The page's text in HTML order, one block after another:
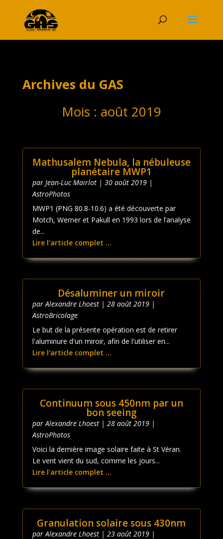
Archives du GAS
Mois : août 2019
Mathusalem Nebula, la nébuleuse
planétaire MWP1
par Jean-Luc Mairlot| 30 août 2019|
AstroPhotos
MWP1 (PNG 80.8-10.6) a été découverte par
Motch, Werner et Pakull en 1993 lors de l’analyse
de...
Lire l'article complet ...
Désaluminer un miroir
parAlexandre Lhoest| 28 août 2019|
AstroBricolage
Le but de la présente opération est de retirer
l'aluminure d'un miroir, afin de l'utiliser en...
Lire l'article complet ...
Continuum sous 450nm par un
bon seeing
parAlexandre Lhoest| 28 août 2019|
AstroPhotos
Voici la dernière image solaire faite à St Véran.
Le vent vient du sud, comme les jours...
Lire l'article complet ...
Granulation solaire sous 430nm
par Alexandre Lhoest| 23 août 2019|